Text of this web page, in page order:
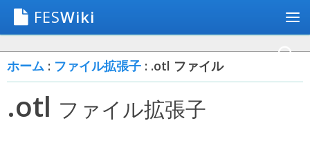
FESWiki
ホーム : ファイル拡張子 : .otl ファイル
.otl ファイル拡張子